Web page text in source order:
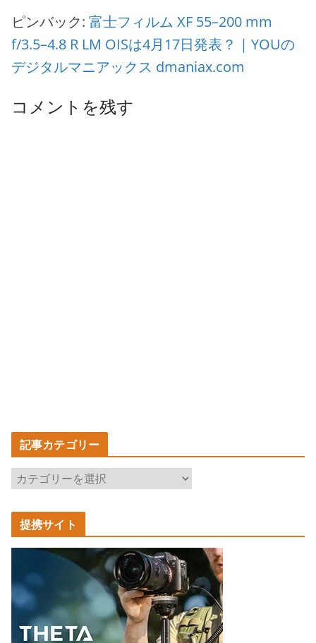
ピンバック: 富士フィルム XF 55–200 mm
f/3.5–4.8 R LM OISは4月17日発表？ | YOUの
デジタルマニアックス dmaniax.com
コメントを残す
記事カテゴリー
記
事
カ
テ
ゴ
ー
提携サイト